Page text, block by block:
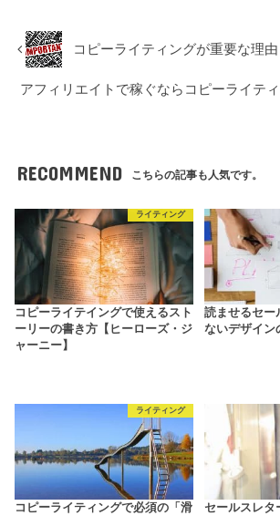
コピーライティングが重要な理由
アフィリエイトで稼ぐならコピーライテ
RECOMMEND こちらの記事も人気です。
ライティング
コピーライテイングで使えるスト
ーリーの書き方【ヒーローズ・ジ
ャーニー】
読ませるセー
ないデザイン
ライティング
コピーライティングで必須の「滑
セールスレタ